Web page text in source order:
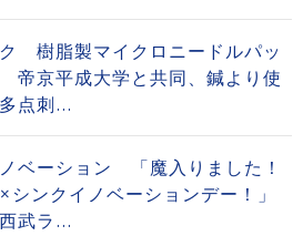
樹脂製マイクロニードルパッ
帝京平成大学と共同、鍼より使
点刺...
ベーション 「魔入りました！
シンクイノベーションデー！」
武ラ...